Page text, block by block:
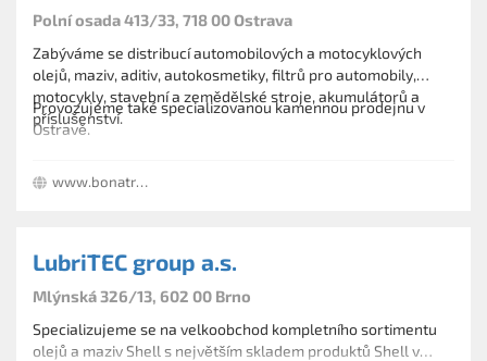
Polní osada 413/33, 718 00 Ostrava
Zabýváme se distribucí automobilových a motocyklových
olejů, maziv, aditiv, autokosmetiky, filtrů pro automobily,
motocykly, stavební a zemědělské stroje, akumulátorů a
příslušenství.
Provozujeme také specializovanou kamennou prodejnu v
Ostravě.
www.bonatrade.cz
LubriTEC group a.s.
Mlýnská 326/13, 602 00 Brno
Specializujeme se na velkoobchod kompletního sortimentu
olejů a maziv Shell s největším skladem produktů Shell v